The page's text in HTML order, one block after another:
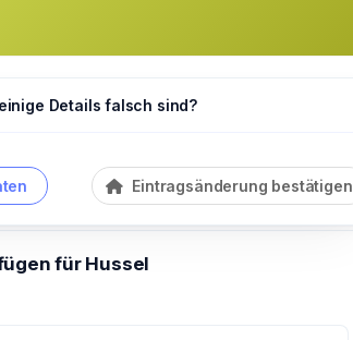
Details falsch sind?
Eintragsänderung bestätigen
für Hussel